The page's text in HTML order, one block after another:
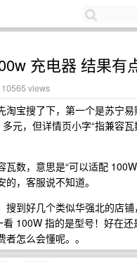
充电器 结果有
10565 views
宝搜了下，第一个是苏宁易
元，但详情页小字“指兼容
数，意思是“可以适配 100W
，客服说不知道。
搜到好几个类似华强北的店
100W 指的是型号！好在还
怎么会懂呢。。